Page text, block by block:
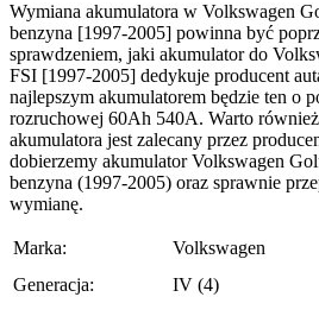
Wymiana akumulatora w Volkswagen
benzyna [1997-2005] powinna być
sprawdzeniem, jaki akumulator do
FSI [1997-2005] dedykuje producent
najlepszym akumulatorem będzie ten o
rozruchowej 60Ah 540A. Warto
akumulatora jest zalecany przez
dobierzemy akumulator Volkswagen
benzyna (1997-2005) oraz sprawnie
wymianę.
Marka: Volkswagen
Generacja:
IV (4)